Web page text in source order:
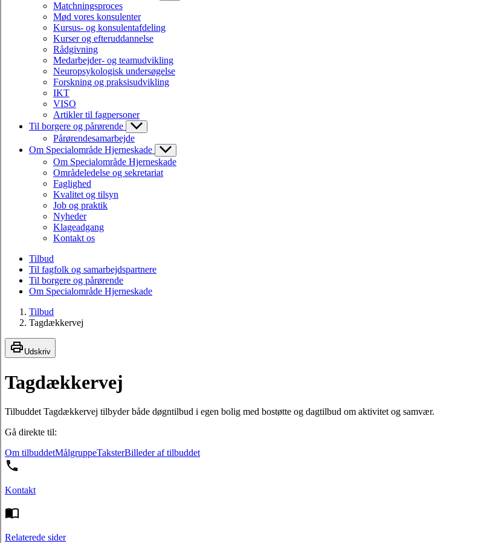
Matchningsproces
Mød vores konsulenter
Kursus- og konsulentafdeling
Kurser og efteruddannelse
Rådgivning
Medarbejder- og teamudvikling
Neuropsykologisk undersøgelse
Forskning og praksisudvikling
IKT
VISO
Artikler til fagpersoner
Til borgere og pårørende
Pårørendesamarbejde
Om Specialområde Hjerneskade
Om Specialområde Hjerneskade
Områdeledelse og sekretariat
Faglighed
Kvalitet og tilsyn
Job og praktik
Nyheder
Klageadgang
Kontakt os
Tilbud
Til fagfolk og samarbejdspartnere
Til borgere og pårørende
Om Specialområde Hjerneskade
Tilbud
Tagdækkervej
Udskriv
Tagdækkervej
Tilbuddet Tagdækkervej tilbyder både døgntilbud i egen bolig med bostøtte og dagtilbud om aktivitet og samvær.
Gå direkte til:
Om tilbuddetMålgruppeTaksterBilleder af tilbuddet
Kontakt
Relaterede sider